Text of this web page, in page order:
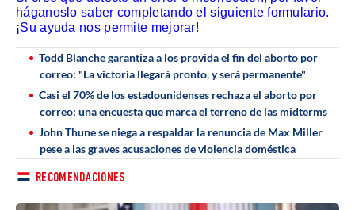
háganoslo saber completando el siguiente formulario.
¡Su ayuda nos permite mejorar!
Todd Blanche garantiza a los provida el fin del aborto por
correo: "La victoria llegará pronto, y será permanente"
Casi el 70% de los estadounidenses rechaza el aborto por
correo: una encuesta que marca el terreno de las midterms
John Thune se niega a respaldar la renuncia de Max Miller
pese a las graves acusaciones de violencia doméstica
RECOMENDACIONES